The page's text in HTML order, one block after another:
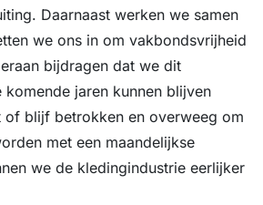
Daarnaast werken we samen
we ons in om vakbondsvrijheid
bijdragen dat we dit
jaren kunnen blijven
of blijf betrokken en overweeg om
met een maandelijkse
we de kledingindustrie eerlijker